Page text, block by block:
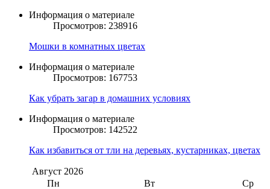
Информация о материале
Просмотров: 238916
Мошки в комнатных цветах
Информация о материале
Просмотров: 167753
Как убрать загар в домашних условиях
Информация о материале
Просмотров: 142522
Как избавиться от тли на деревьях, кустарниках, цветах
Август 2026
Пн
Вт
Ср